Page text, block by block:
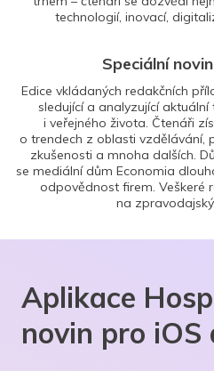
technologií, inovací,
Speciální
Edice vkládaných redakčních
sledující a analyzující
i veřejného života. Čtenáři
o trendech z oblasti vzdělávání,
zkušenosti a mnoha dalších.
se mediální dům Economia
odpovědnost firem. Veškeré
na zpravodajský
Aplikace
novin pro iOS